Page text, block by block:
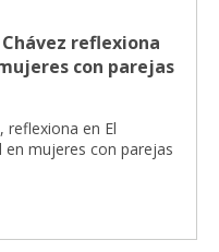
reflexiona
con parejas
reflexiona en El
mujeres con parejas